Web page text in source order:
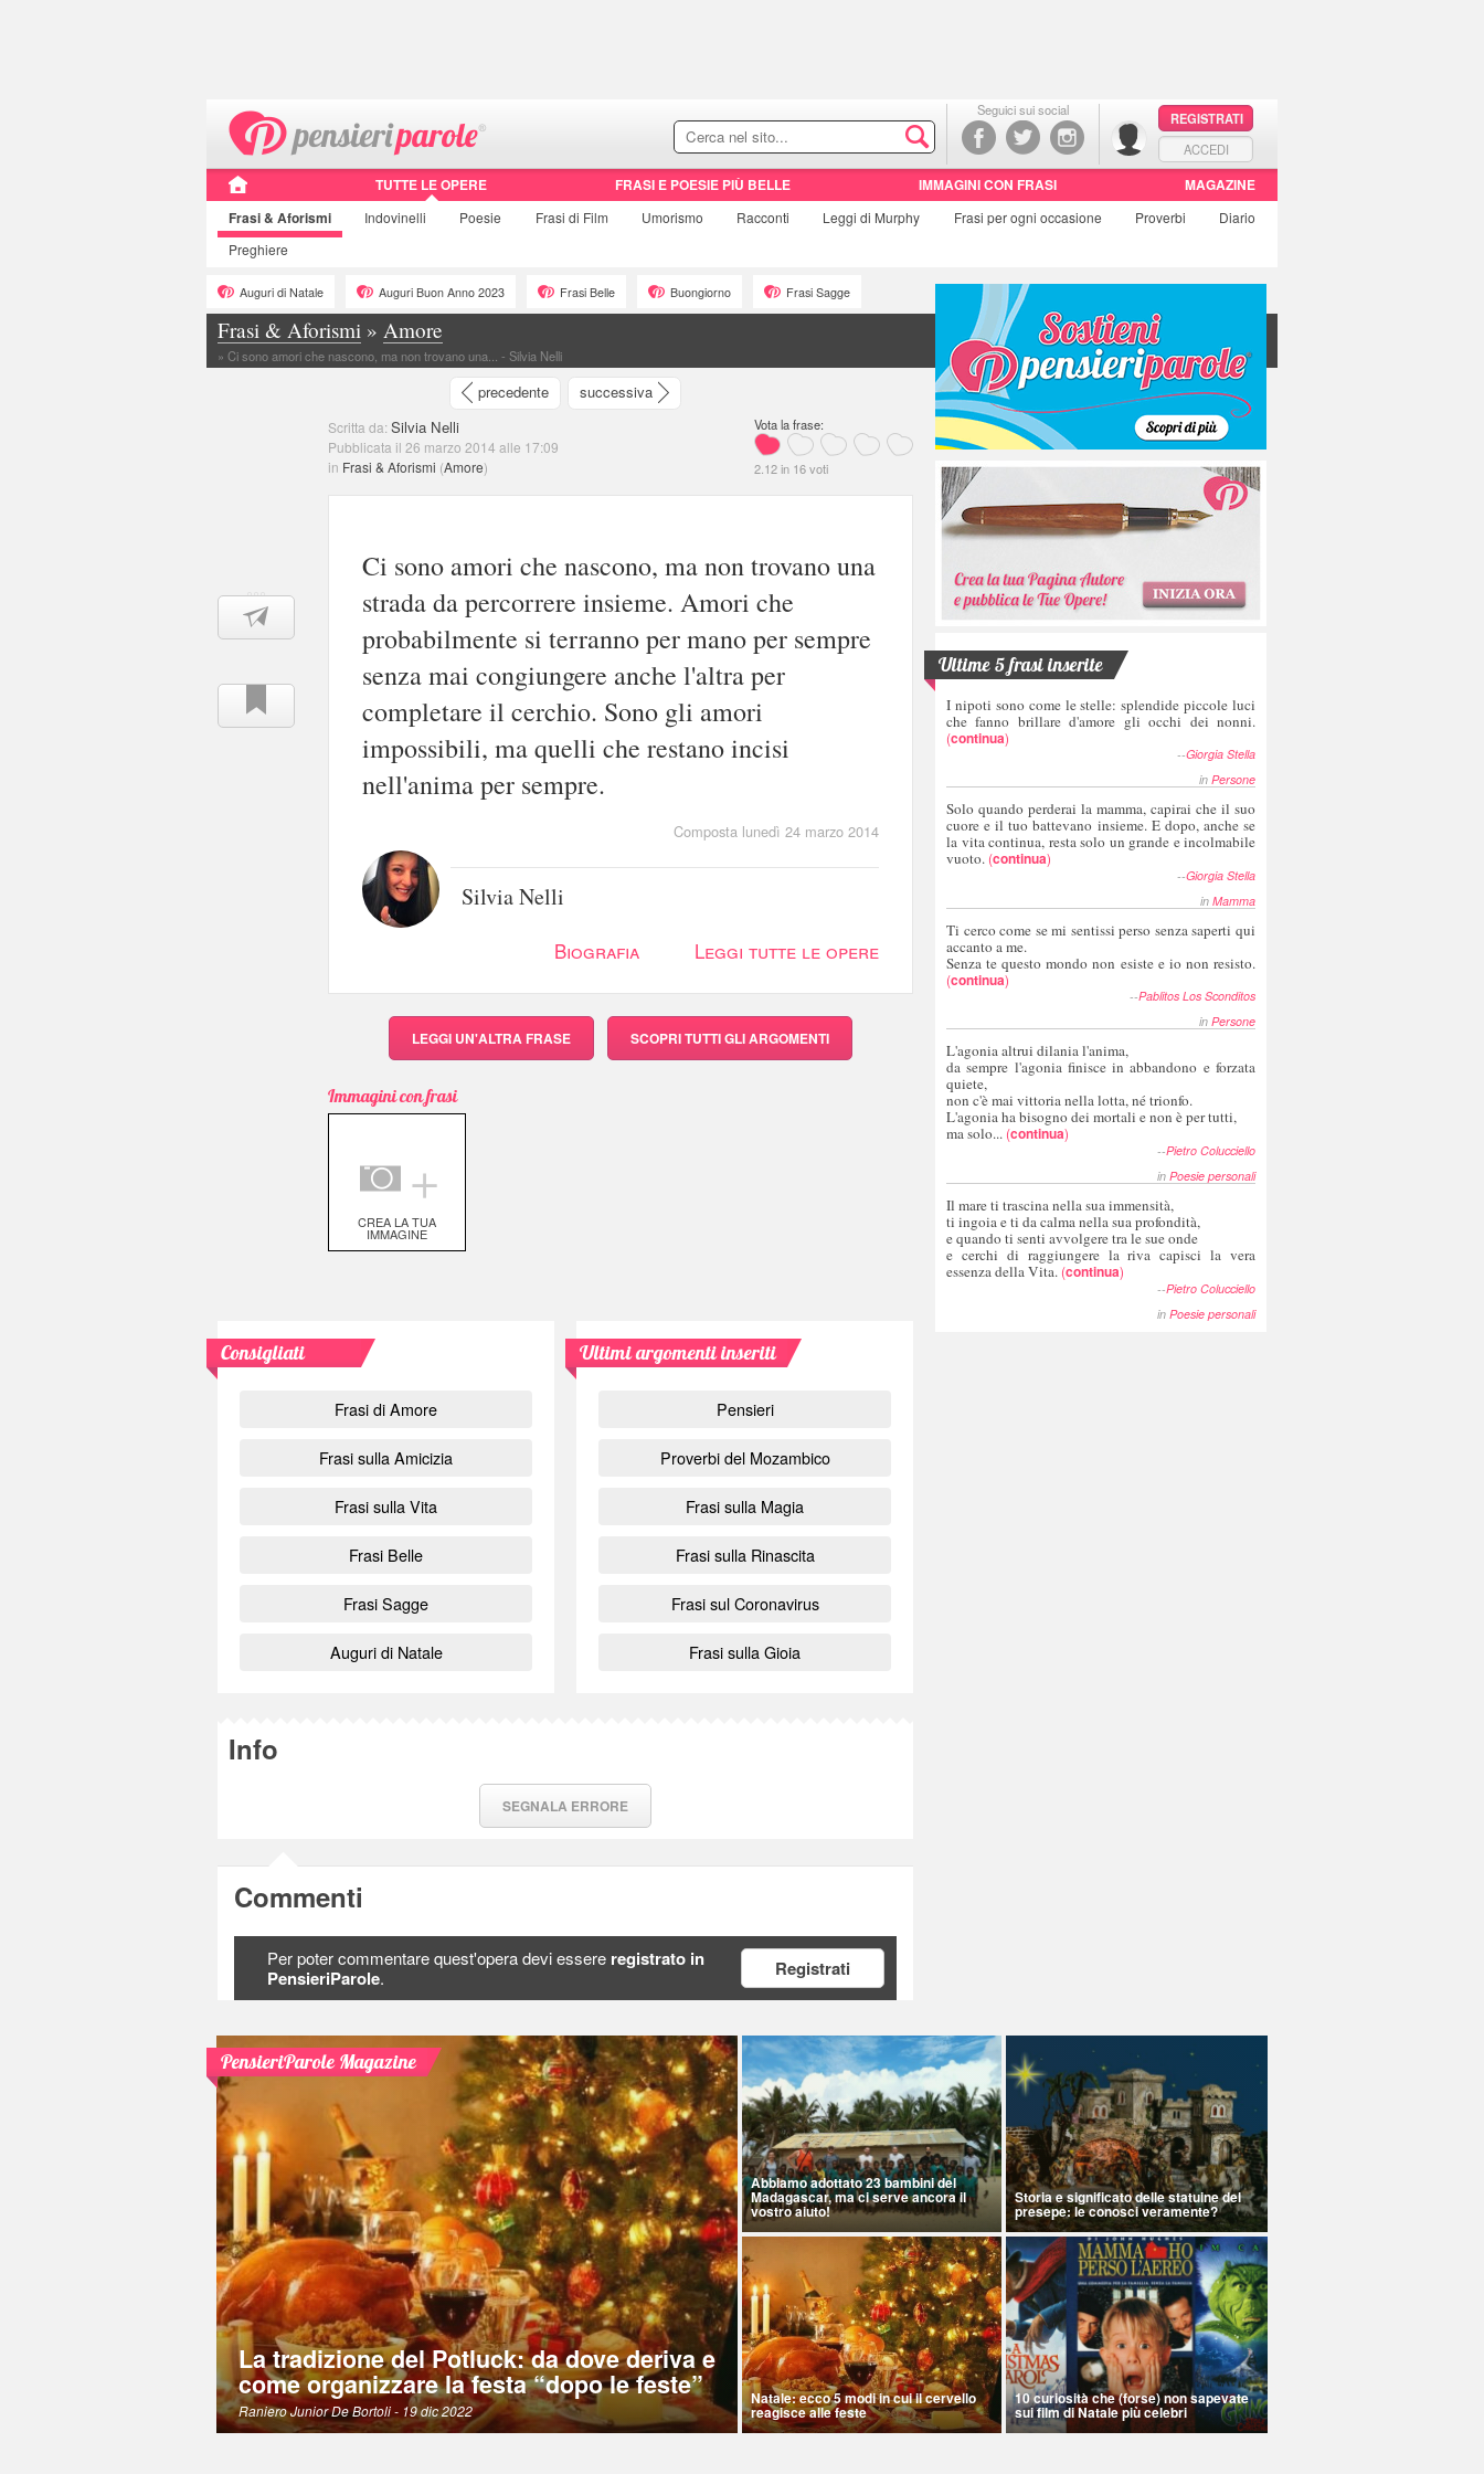
Seguici sui social
REGISTRATI
ACCEDI
TUTTE LE OPERE FRASI E POESIE PIÙ BELLE IMMAGINI CON FRASI
MAGAZINE
Frasi& Aforismi Indovinelli Poesie Frasi di Film Umorismo Racconti Leggi di Murphy Frasi per ogni occasione Proverbi
Diario
Preghiere
Auguri di Natale Auguri Buon Anno 2023 Frasi Belle Buongiorno Frasi Sagge
Frasi & Aforismi » Amore
» Ci sono amori che nascono, ma non trovano una... - Silvia Nelli
precedente successiva
Scritta da: Silvia Nelli
Pubblicata il 26 marzo 2014 alle 17:09
in Frasi & Aforismi (Amore)
Vota la frase:
2.12in 16voti
Ci sono amori che nascono, ma non trovano una
strada da percorrere insieme. Amori che
probabilmente si terranno per mano per sempre
senza mai congiungere anche l'altra per
completare il cerchio. Sono gli amori
impossibili, ma quelli che restano incisi
nell'anima per sempre.
Composta lunedì 24 marzo 2014
Silvia Nelli
Biografia Leggi tutte le opere
LEGGI UN'ALTRA FRASE SCOPRITUTTI GLI ARGOMENTI
Immagini con frasi
＋
CREA LA TUA
IMMAGINE
Consigliati
Frasi di Amore
Frasi sulla Amicizia
Frasi sulla Vita
Frasi Belle
Frasi Sagge
Auguri di Natale
Ultimi argomenti inseriti
Pensieri
Proverbi del Mozambico
Frasi sulla Magia
Frasi sulla Rinascita
Frasi sul Coronavirus
Frasi sulla Gioia
Info
SEGNALA ERRORE
Commenti
Per poter commentare quest'opera devi essere registrato in
PensieriParole. Registrati
Ultime 5 frasi inserite
I nipoti sono come le stelle: splendide piccole luci
che fanno brillare d'amore gli occhi dei nonni.
(continua)
--Giorgia Stella
in Persone
Solo quando perderai la mamma, capirai che il suo
cuore e il tuo battevano insieme. E dopo, anche se
la vita continua, resta solo un grande e incolmabile
vuoto. (continua)
--Giorgia Stella
in Mamma
Ti cerco come se mi sentissi perso senza saperti qui
accanto a me.
Senza te questo mondo non esiste e io non resisto.
(continua)
--Pablitos Los Sconditos
in Persone
L'agonia altrui dilania l'anima,
da sempre l'agonia finisce in abbandono e forzata
quiete,
non c'è mai vittoria nella lotta, né trionfo.
L'agonia ha bisogno dei mortali e non è per tutti,
ma solo... (continua)
--Pietro Colucciello
in Poesie personali
Il mare ti trascina nella sua immensità,
ti ingoia e ti da calma nella sua profondità,
e quando ti senti avvolgere tra le sue onde
e cerchi di raggiungere la riva capisci la vera
essenza della Vita. (continua)
--Pietro Colucciello
in Poesie personali
PensieriParole Magazine
La tradizione del Potluck: da dove deriva e
come organizzare la festa “dopo le feste”
Raniero Junior De Bortoli- 19 dic 2022
Abbiamo adottato 23 bambini del
Madagascar, ma ci serve ancora il
vostro aiuto!
Storia e significato delle statuine del
presepe: le conosci veramente?
Natale: ecco 5 modi in cui il cervello
reagisce alle feste
10 curiosità che (forse) non sapevate
sui film di Natale più celebri